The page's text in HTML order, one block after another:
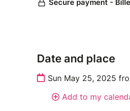
Date and place
Sun May 25, 2025
Add to my